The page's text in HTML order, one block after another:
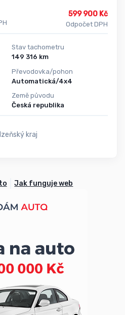
599 900 Kč
Odpočet DPH
Stav tachometru
149 316 km
Převodovka/pohon
Automatická/4x4
Země původu
Česká republika
kraj
Jak funguje web